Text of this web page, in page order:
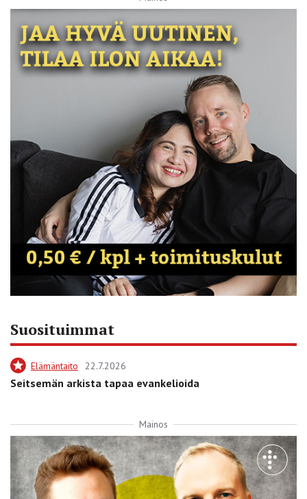
Suosituimmat
Elämäntaito 22.7.2026
Seitsemän arkista tapaa evankelioida
Mainos